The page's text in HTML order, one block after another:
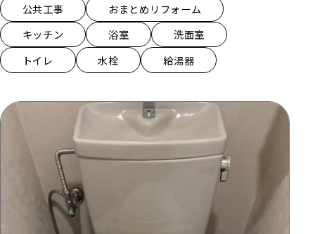
公共工事
おまとめリフォーム
キッチン
浴室
洗面室
トイレ
水栓 給湯器